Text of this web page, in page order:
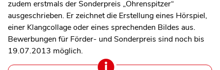
zudem erstmals der Sonderpreis „Ohrenspitzer“
ausgeschrieben. Er zeichnet die Erstellung eines Hörspiel,
einer Klangcollage oder eines sprechenden Bildes aus.
Bewerbungen für Förder- und Sonderpreis sind noch bis
19.07.2013 möglich.